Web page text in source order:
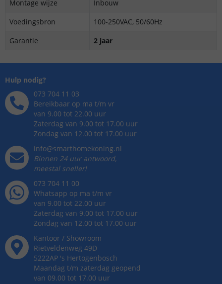
Montage wijze
Inbouw
Voedingsbron
100-250VAC, 50/60Hz
Garantie
2 jaar
Hulp nodig?
073 704 11 03
Bereikbaar op ma t/m vr
van 9.00 tot 22.00 uur
Zaterdag van 9.00 tot 17.00 uur
Zondag van 12.00 tot 17.00 uur
info@smarthomekoning.nl
Binnen 24 uur antwoord,
meestal sneller!
073 704 11 00
Whatsapp op ma t/m vr
van 9.00 tot 22.00 uur
Zaterdag van 9.00 tot 17.00 uur
Zondag van 12.00 tot 17.00 uur
Kantoor / Showroom
Rietveldenweg 49D
5222AP 's Hertogenbosch
Maandag t/m zaterdag geopend
van 09.00 tot 17.00 uur